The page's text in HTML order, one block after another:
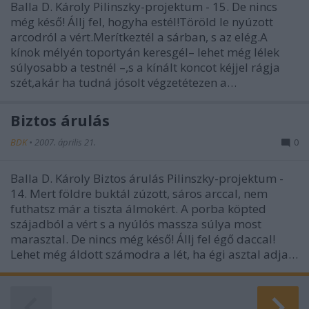
Balla D. Károly Pilinszky-projektum - 15. De nincs
még késő! Állj fel, hogyha estél!Töröld le nyúzott
arcodról a vért.Merítkeztél a sárban, s az elég.A
kínok mélyén toportyán keresgél– lehet még lélek
súlyosabb a testnél –,s a kínált koncot kéjjel rágja
szét,akár ha tudná jósolt végzetétezen a…
Biztos árulás
BDK • 2007. április 21. 0
Balla D. Károly Biztos árulás Pilinszky-projektum -
14. Mert földre buktál zúzott, sáros arccal, nem
futhatsz már a tiszta álmokért. A porba köpted
szájadból a vért s a nyúlós massza súlya most
marasztal. De nincs még késő! Állj fel égő daccal!
Lehet még áldott számodra a lét, ha égi asztal adja…